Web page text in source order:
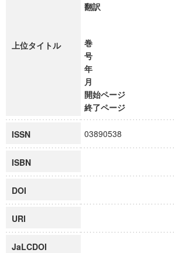
上位タイトル
翻訳
巻
号
年
月
開始ページ
終了ページ
ISSN 03890538
ISBN
DOI
URI
JaLCDOI